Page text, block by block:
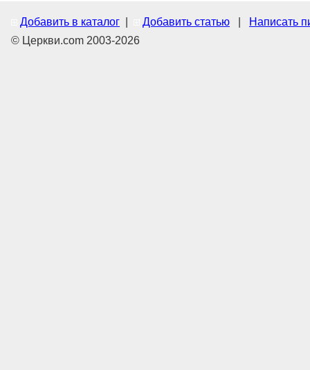
Добавить в каталог Добавить статью
Написать
© Церкви.com 2003-2026